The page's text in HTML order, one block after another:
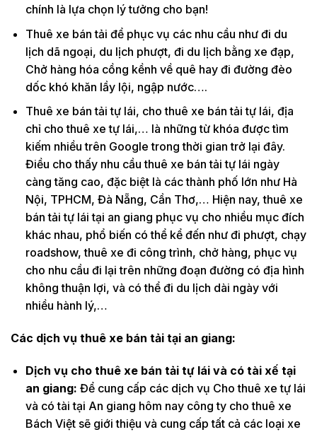
chính là lựa chọn lý tưởng cho bạn!
Thuê xe bán tải để phục vụ các nhu cầu như đi du
lịch dã ngoại, du lịch phượt, đi du lịch bằng xe đạp,
Chở hàng hóa cồng kềnh về quê hay đi đường đèo
dốc khó khăn lầy lội, ngập nước….
Thuê xe bán tải tự lái, cho thuê xe bán tải tự lái, địa
chỉ cho thuê xe tự lái,… là những từ khóa được tìm
kiếm nhiều trên Google trong thời gian trở lại đây.
Điều cho thấy nhu cầu thuê xe bán tải tự lái ngày
càng tăng cao, đặc biệt là các thành phố lớn như Hà
Nội, TPHCM, Đà Nẵng, Cần Thơ,… Hiện nay, thuê xe
bán tải tự lái tại an giang phục vụ cho nhiều mục đích
khác nhau, phổ biến có thể kể đến như đi phượt, chạy
roadshow, thuê xe đi công trình, chở hàng, phục vụ
cho nhu cầu đi lại trên những đoạn đường có địa hình
không thuận lợi, và có thể đi du lịch dài ngày với
nhiều hành lý,…
Các dịch vụ thuê xe bán tải tại an giang:
Dịch vụ cho thuê xe bán tải tự lái và có tài xế tại
an giang: Để cung cấp các dịch vụ Cho thuê xe tự lái
và có tài tại An giang hôm nay công ty cho thuê xe
Bách Việt sẽ giới thiệu và cung cấp tất cả các loại xe